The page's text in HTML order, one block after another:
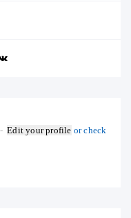
Edit your profile or check